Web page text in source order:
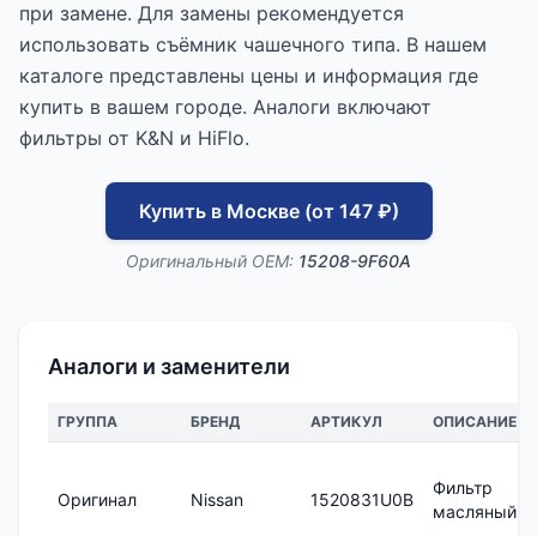
при замене. Для замены рекомендуется
использовать съёмник чашечного типа. В нашем
каталоге представлены цены и информация где
купить в вашем городе. Аналоги включают
фильтры от K&N и HiFlo.
Купить в Москве (от 147 ₽)
Оригинальный OEM: 15208-9F60A
Аналоги и заменители
ГРУППА БРЕНД АРТИКУЛ ОПИСАНИЕ
Оригинал Nissan 1520831U0B
Фильтр
масляный